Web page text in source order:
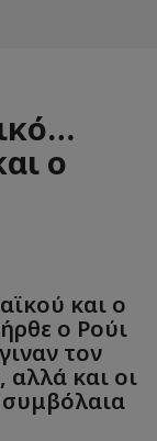
ο
και ο
ο Ρούι
τον
αλλά και οι
συμβόλαια